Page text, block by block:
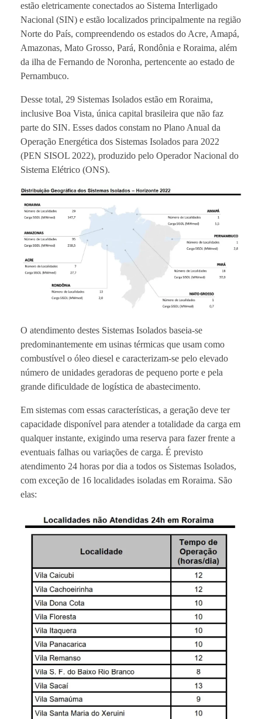
estão eletricamente conectados ao Sistema Interligado
Nacional (SIN) e estão localizados principalmente na região
Norte do País, compreendendo os estados do Acre, Amapá,
Amazonas, Mato Grosso, Pará, Rondônia e Roraima, além
da ilha de Fernando de Noronha, pertencente ao estado de
Pernambuco.
Desse total, 29 Sistemas Isolados estão em Roraima,
inclusive Boa Vista, única capital brasileira que não faz
parte do SIN. Esses dados constam no Plano Anual da
Operação Energética dos Sistemas Isolados para 2022
(PEN SISOL 2022), produzido pelo Operador Nacional do
Sistema Elétrico (ONS).
O atendimento destes Sistemas Isolados baseia-se
predominantemente em usinas térmicas que usam como
combustível o óleo diesel e caracterizam-se pelo elevado
número de unidades geradoras de pequeno porte e pela
grande dificuldade de logística de abastecimento.
Em sistemas com essas características, a geração deve ter
capacidade disponível para atender a totalidade da carga em
qualquer instante, exigindo uma reserva para fazer frente a
eventuais falhas ou variações de carga. É previsto
atendimento 24 horas por dia a todos os Sistemas Isolados,
com exceção de 16 localidades isoladas em Roraima. São
elas: